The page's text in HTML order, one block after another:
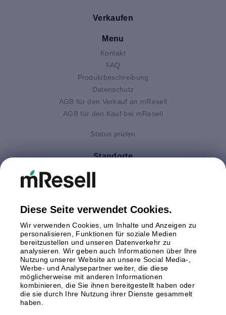
Verkaufen
Menu
Kontakt
FAQ
Produktbeschreibung
Datenschutz
AGB für den Verkauf an mResell
AGB für den Kauf bei mResell
Status prüfen
Standorte
Deutschland
Italien
Polen
Schweden
Spanien
Österreich
Zahlungsmethoden
Diese Seite verwendet Cookies.
Wir verwenden Cookies, um Inhalte und Anzeigen zu
personalisieren, Funktionen für soziale Medien
bereitzustellen und unseren Datenverkehr zu
analysieren. Wir geben auch Informationen über Ihre
Nutzung unserer Website an unsere Social Media-,
Werbe- und Analysepartner weiter, die diese
möglicherweise mit anderen Informationen
kombinieren, die Sie ihnen bereitgestellt haben oder
die sie durch Ihre Nutzung ihrer Dienste gesammelt
haben.